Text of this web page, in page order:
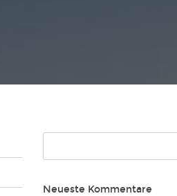
nach:
Neueste Kommentare